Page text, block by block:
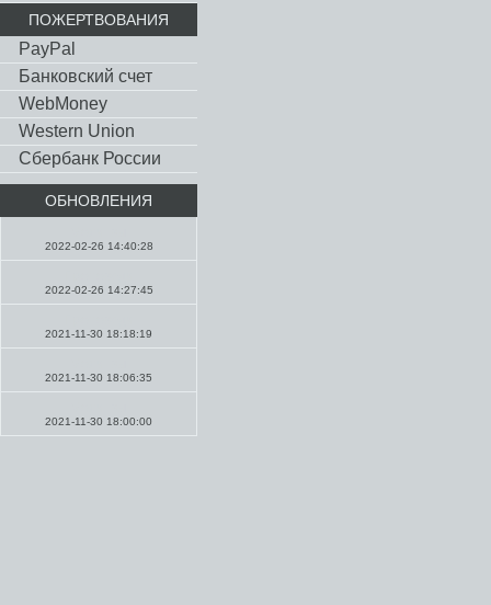
ПОЖЕРТВОВАНИЯ
PayPal
Банковский счет
WebMoney
Western Union
Сбербанк России
ОБНОВЛЕНИЯ
2022-02-26 14:40:28
2022-02-26 14:27:45
2021-11-30 18:18:19
2021-11-30 18:06:35
2021-11-30 18:00:00